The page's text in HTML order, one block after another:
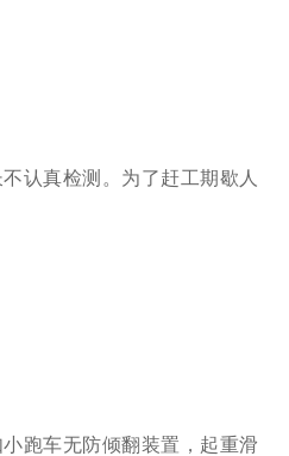
认真检测。为了赶工期歇人
跑车无防倾翻装置，起重滑